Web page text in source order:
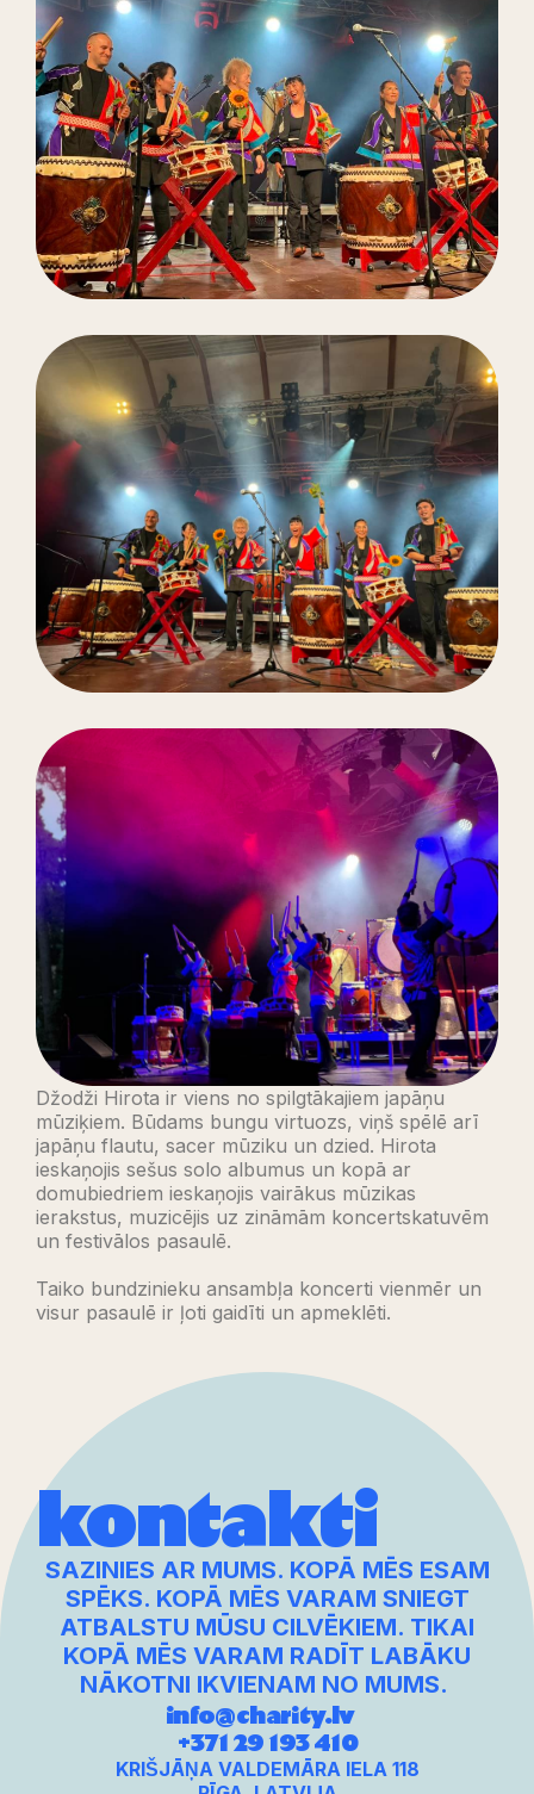
Džodži Hirota ir viens no spilgtākajiem japāņu
mūziķiem. Būdams bungu virtuozs, viņš spēlē arī
japāņu flautu, sacer mūziku un dzied. Hirota
ieskaņojis sešus solo albumus un kopā ar
domubiedriem ieskaņojis vairākus mūzikas
ierakstus, muzicējis uz zināmām koncertskatuvēm
un festivālos pasaulē.
Taiko bundzinieku ansambļa koncerti vienmēr un
visur pasaulē ir ļoti gaidīti un apmeklēti.
kontakti
SAZINIES AR MUMS. KOPĀ MĒS ESAM
SPĒKS. KOPĀ MĒS VARAM SNIEGT
ATBALSTU MŪSU CILVĒKIEM. TIKAI
KOPĀ MĒS VARAM RADĪT LABĀKU
NĀKOTNI IKVIENAM NO MUMS.
info@charity.lv
+371 29 193 410
KRIŠJĀŅA VALDEMĀRA IELA 118